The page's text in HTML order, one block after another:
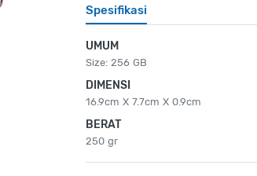
Spesifikasi
UMUM
Size: 256 GB
DIMENSI
16.9cm X 7.7cm X 0.9cm
BERAT
250 gr